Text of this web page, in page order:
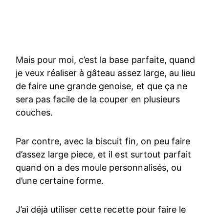
Mais pour moi, c’est la base parfaite, quand
je veux réaliser à gâteau assez large, au lieu
de faire une grande genoise, et que ça ne
sera pas facile de la couper en plusieurs
couches.
Par contre, avec la biscuit fin, on peu faire
d’assez large piece, et il est surtout parfait
quand on a des moule personnalisés, ou
d’une certaine forme.
J’ai déjà utiliser cette recette pour faire le